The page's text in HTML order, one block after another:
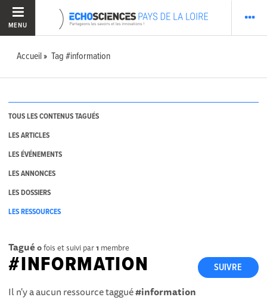
MENU
Accueil Tag #information
TOUS LES CONTENUS TAGUÉS
LES ARTICLES
LES ÉVÉNEMENTS
LES ANNONCES
LES DOSSIERS
LES RESSOURCES
Tagué 0fois et suivi par1 membre
SUIVRE
#INFORMATION
Il n'y a aucun ressource taggué#information